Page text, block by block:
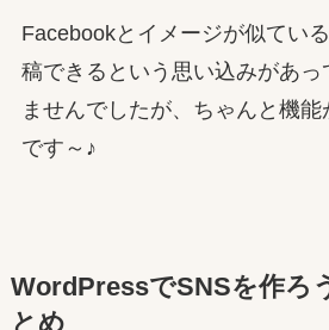
Facebookとイメージが似てい
稿できるという思い込みがあっ
ませんでしたが、ちゃんと機
です～♪
WordPressでSNSを作ろ
とめ